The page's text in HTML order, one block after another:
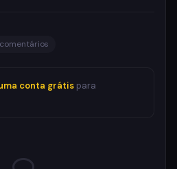
conta grátis para